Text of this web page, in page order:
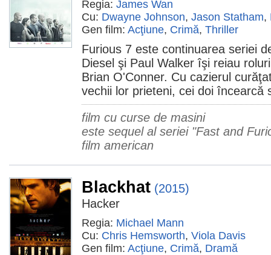
Regia: James Wan
Cu: Dwayne Johnson, Jason Statham,
Gen film: Acţiune, Crimă, Thriller
Furious 7 este continuarea seriei
Diesel şi Paul Walker îşi reiau
Brian O'Conner. Cu cazierul
vechii lor prieteni, cei doi încearcă
film cu curse de masini
este sequel al seriei "Fast and
film american
Blackhat (2015)
Hacker
Regia: Michael Mann
Cu: Chris Hemsworth, Viola Davis
Gen film: Acţiune, Crimă, Dramă